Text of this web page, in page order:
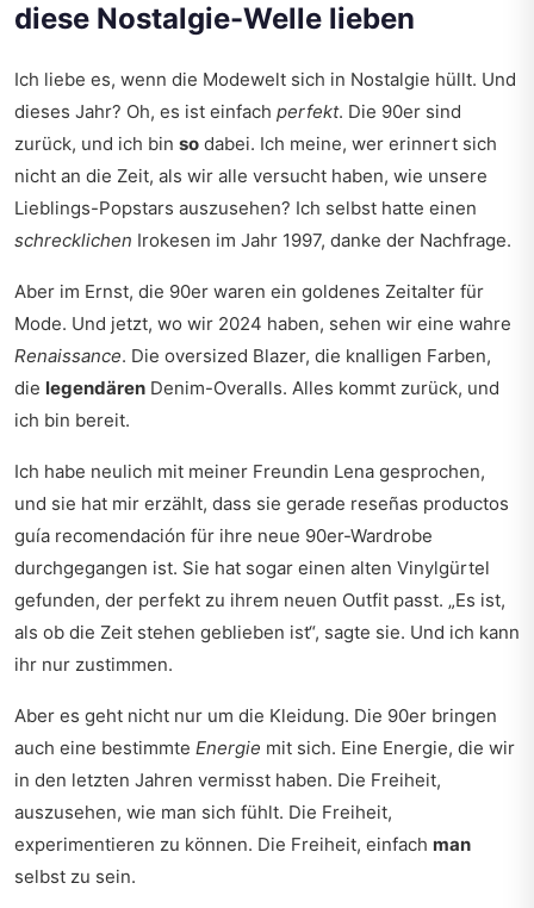
diese Nostalgie-Welle lieben
Ich liebe es, wenn die Modewelt sich in Nostalgie hüllt. Und
dieses Jahr? Oh, es ist einfach perfekt. Die 90er sind
zurück, und ich bin so dabei. Ich meine, wer erinnert sich
nicht an die Zeit, als wir alle versucht haben, wie unsere
Lieblings-Popstars auszusehen? Ich selbst hatte einen
schrecklichen Irokesen im Jahr 1997, danke der Nachfrage.
Aber im Ernst, die 90er waren ein goldenes Zeitalter für
Mode. Und jetzt, wo wir 2024 haben, sehen wir eine wahre
Renaissance. Die oversized Blazer, die knalligen Farben,
die legendären Denim-Overalls. Alles kommt zurück, und
ich bin bereit.
Ich habe neulich mit meiner Freundin Lena gesprochen,
und sie hat mir erzählt, dass sie gerade reseñas productos
guía recomendación für ihre neue 90er-Wardrobe
durchgegangen ist. Sie hat sogar einen alten Vinylgürtel
gefunden, der perfekt zu ihrem neuen Outfit passt. „Es ist,
als ob die Zeit stehen geblieben ist“, sagte sie. Und ich kann
ihr nur zustimmen.
Aber es geht nicht nur um die Kleidung. Die 90er bringen
auch eine bestimmte Energie mit sich. Eine Energie, die wir
in den letzten Jahren vermisst haben. Die Freiheit,
auszusehen, wie man sich fühlt. Die Freiheit,
experimentieren zu können. Die Freiheit, einfach man
selbst zu sein.